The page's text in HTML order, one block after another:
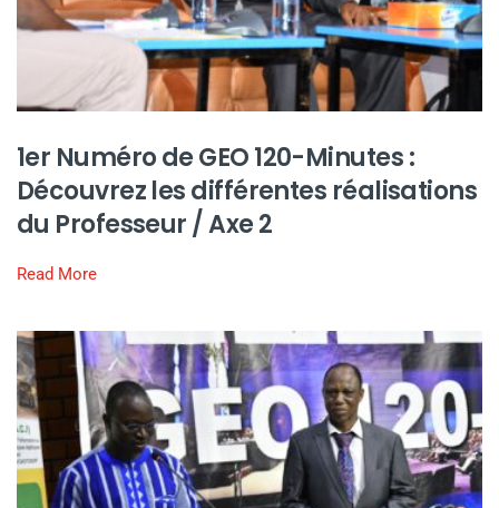
1er Numéro de GEO 120-Minutes :
Découvrez les différentes réalisations
du Professeur / Axe 2
Read More